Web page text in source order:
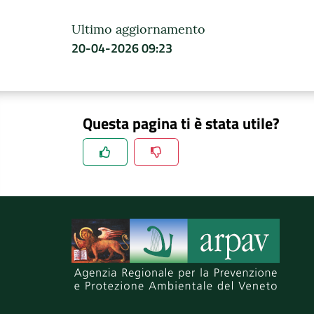
Ultimo aggiornamento
20-04-2026 09:23
Questa pagina ti è stata utile?
Spiegaci perchè, e aiutaci a migliorare il